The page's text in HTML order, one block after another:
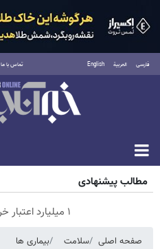
فارسی العربية English تماس با ما
جمعه ۱۶ مرداد ۱۴۰۵
مطالب پیشنهادی
۱ میلیارد اعتبار خرید طلا | بدون ضامن و چک
صفحه اصلی سلامت بیماری ها